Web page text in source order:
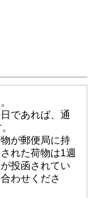
であれば、通
が郵便局に持
れた荷物は1週
投函されてい
わせくださ